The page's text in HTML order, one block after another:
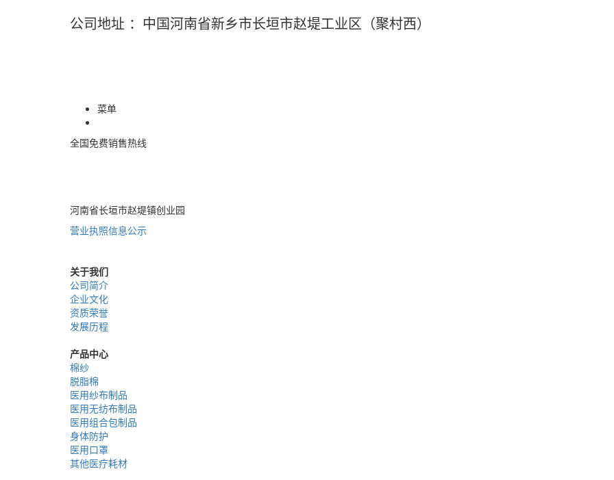
公司地址 ：中国河南省新乡市长垣市赵堤工业区（聚村西）
菜单
全国免费销售热线
河南省长垣市赵堤镇创业园
营业执照信息公示
关于我们
公司简介
企业文化
资质荣誉
发展历程
产品中心
棉纱
脱脂棉
医用纱布制品
医用无纺布制品
医用组合包制品
身体防护
医用口罩
其他医疗耗材